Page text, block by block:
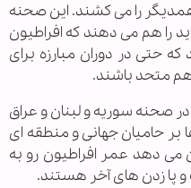
را می کشند. این صحنه
را هم می دهند که افراطیون
که حتی در دوران مبارزه برای
هم متحد باشند.
صحنه سوریه و لبنان و عراق
بر حامیان جهانی و منطقه ای
می دهد عمر افراطیون رو به
و پا زدن های آخر هستند.